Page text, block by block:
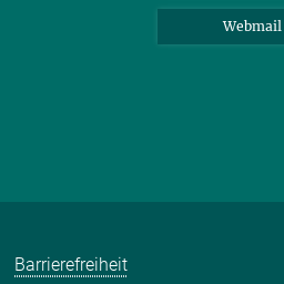
Webmail
Barrierefreiheit